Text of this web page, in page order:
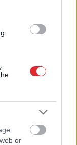
or
šai
– tā lieliski